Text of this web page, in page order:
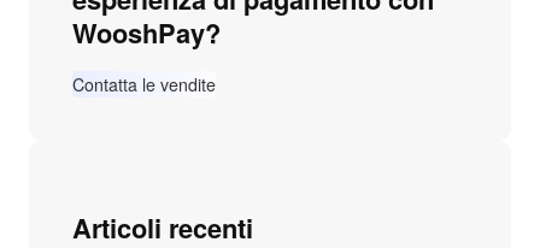
WooshPay?
Contatta le vendite
Articoli recenti